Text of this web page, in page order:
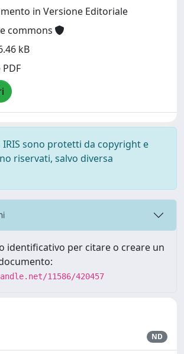
in Versione Editoriale
commons
kB
sono protetti da copyright e
riservati, salvo diversa
identificativo per citare o creare un
11586/420457
ND